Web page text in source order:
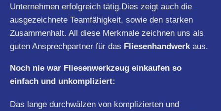
Unternehmen erfolgreich tätig.Dies zeigt auch die
ausgezeichnete Teamfähigkeit, sowie den starken
Zusammenhalt. All diese Merkmale zeichnen uns als
guten Ansprechpartner für das Fliesenhandwerkaus.
Noch nie war Fliesenwerkzeug einkaufen so
einfach und unkompliziert:
Das lange durchwälzen von komplizierten und